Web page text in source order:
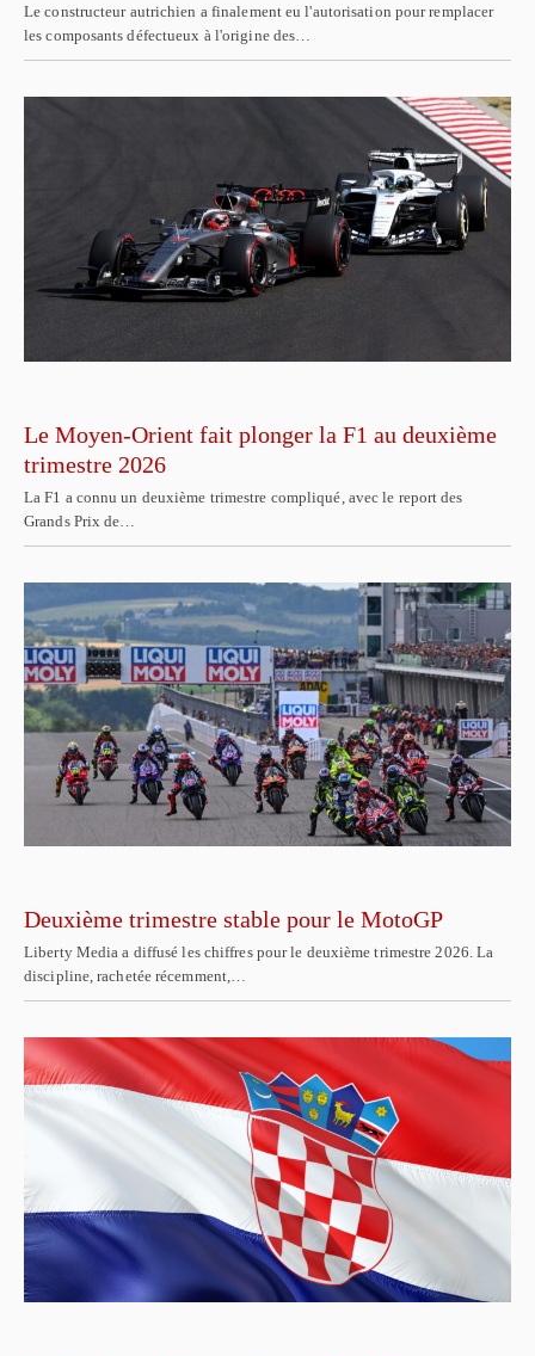
Le constructeur autrichien a finalement eu l'autorisation pour remplacer
les composants défectueux à l'origine des…
Le Moyen-Orient fait plonger la F1 au deuxième
trimestre 2026
La F1 a connu un deuxième trimestre compliqué, avec le report des
Grands Prix de…
Deuxième trimestre stable pour le MotoGP
Liberty Media a diffusé les chiffres pour le deuxième trimestre 2026. La
discipline, rachetée récemment,…